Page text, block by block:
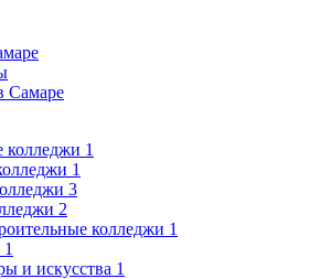
Самаре
колледжи 1
1
3
2
колледжи 1
1
и искусства 1